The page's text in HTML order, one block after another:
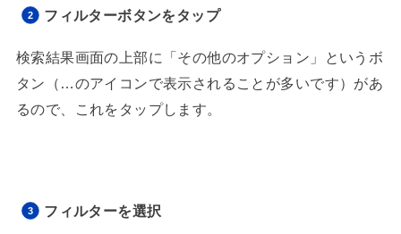
フィルターボタンをタップ
検索結果画面の上部に「その他のオプション」というボ
タン（…のアイコンで表示されることが多いです）があ
るので、これをタップします。
フィルターを選択